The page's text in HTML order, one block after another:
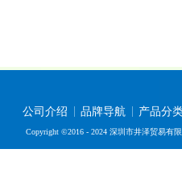
公司介绍 品牌导航 产品分
Copyright ©2016 - 2024 深圳市井泽贸易有